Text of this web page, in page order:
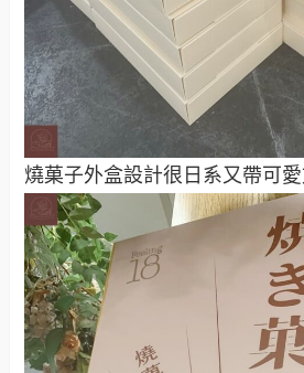
燒菓子外盒設計很日系又帶可愛